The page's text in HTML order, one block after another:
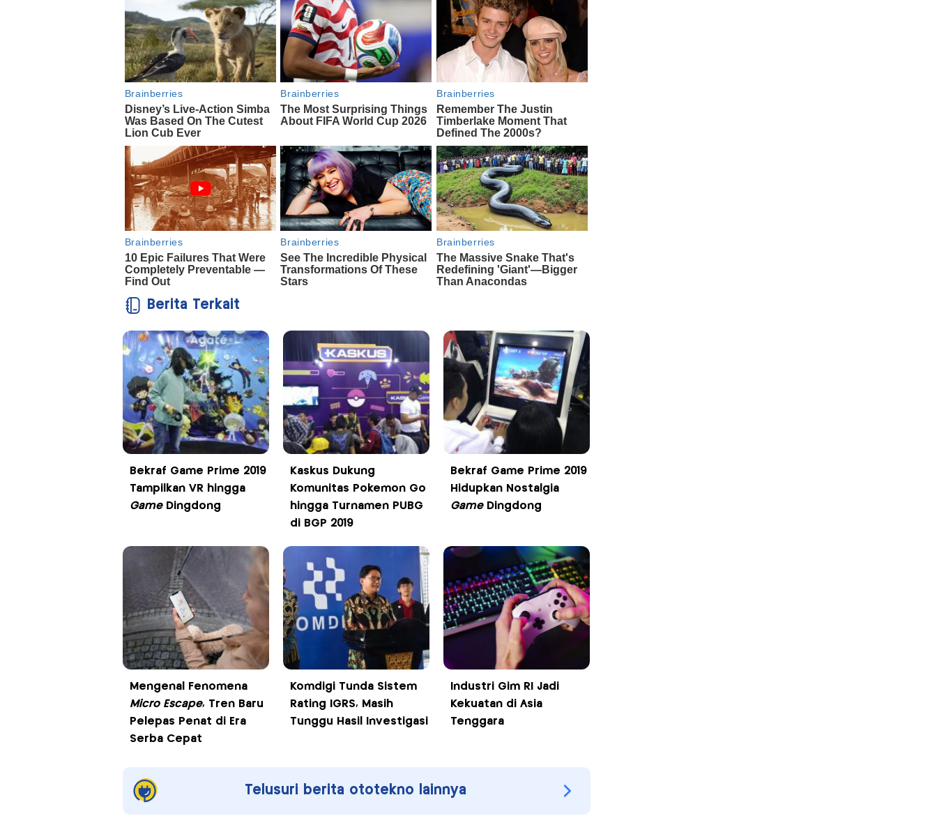
Berita Terkait
Bekraf Game Prime 2019
Tampilkan VR hingga
GameDingdong
Kaskus Dukung
Komunitas Pokemon Go
hingga Turnamen PUBG
di BGP 2019
Bekraf Game Prime 2019
Hidupkan Nostalgia
GameDingdong
Mengenal Fenomena
Micro Escape, Tren Baru
Pelepas Penat di Era
Serba Cepat
Komdigi Tunda Sistem
Rating IGRS, Masih
Tunggu Hasil Investigasi
Industri Gim RI Jadi
Kekuatan di Asia
Tenggara
Telusuri berita ototekno lainnya